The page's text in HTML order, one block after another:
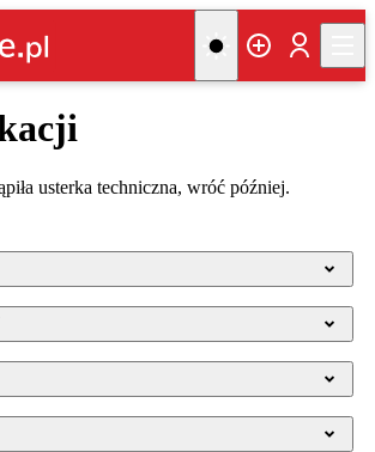
usterka techniczna, wróć później.